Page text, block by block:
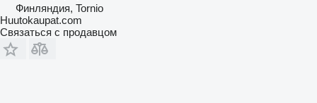
Финляндия, Tornio
Huutokaupat.com
Связаться с продавцом